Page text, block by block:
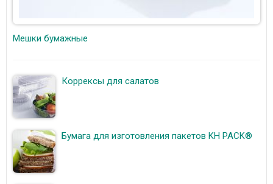
Мешки бумажные
Коррексы для салатов
Бумага для изготовления пакетов KH PACK®